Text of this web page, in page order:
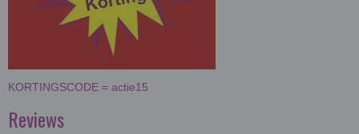
KORTINGSCODE = actie15
Reviews